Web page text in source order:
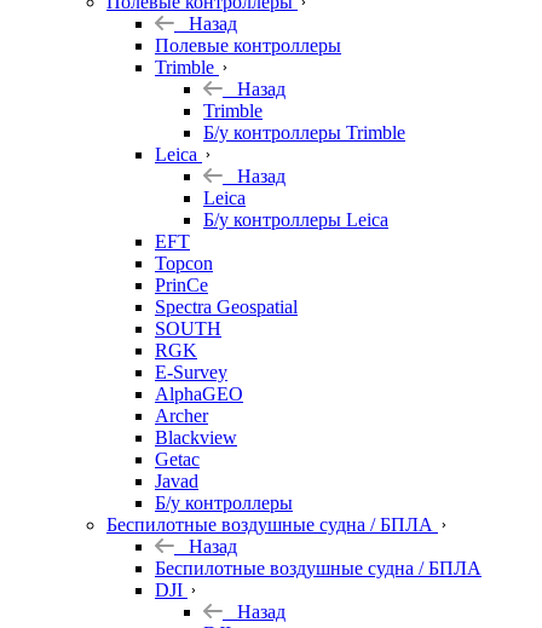
Назад
Полевые контроллеры
Trimble
Назад
Trimble
Б/у контроллеры Trimble
Leica
Назад
Leica
Б/у контроллеры Leica
EFT
Topcon
PrinCe
Spectra Geospatial
SOUTH
RGK
E-Survey
AlphaGEO
Archer
Blackview
Getac
Javad
Б/у контроллеры
Беспилотные воздушные судна / БПЛА
Назад
Беспилотные воздушные судна / БПЛА
DJI
Назад